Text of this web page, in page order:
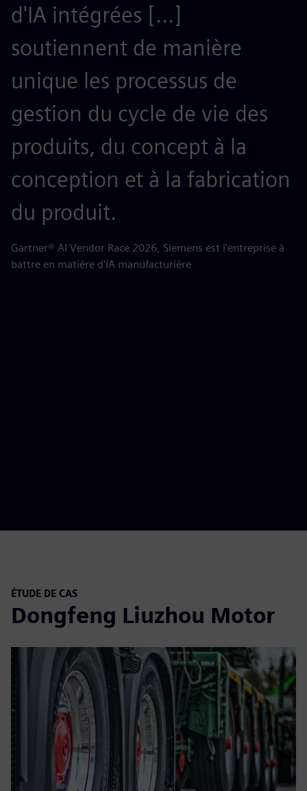
d'IA intégrées [...]
soutiennent de manière
unique les processus de
gestion du cycle de vie des
produits, du concept à la
conception et à la fabrication
du produit.
Gartner® AI Vendor Race 2026, Siemens est l'entreprise à
battre en matière d'IA manufacturière
ÉTUDE DE CAS
Dongfeng Liuzhou Motor